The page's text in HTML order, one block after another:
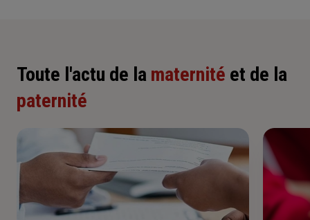
Toute l'actu de la maternité et de la
paternité